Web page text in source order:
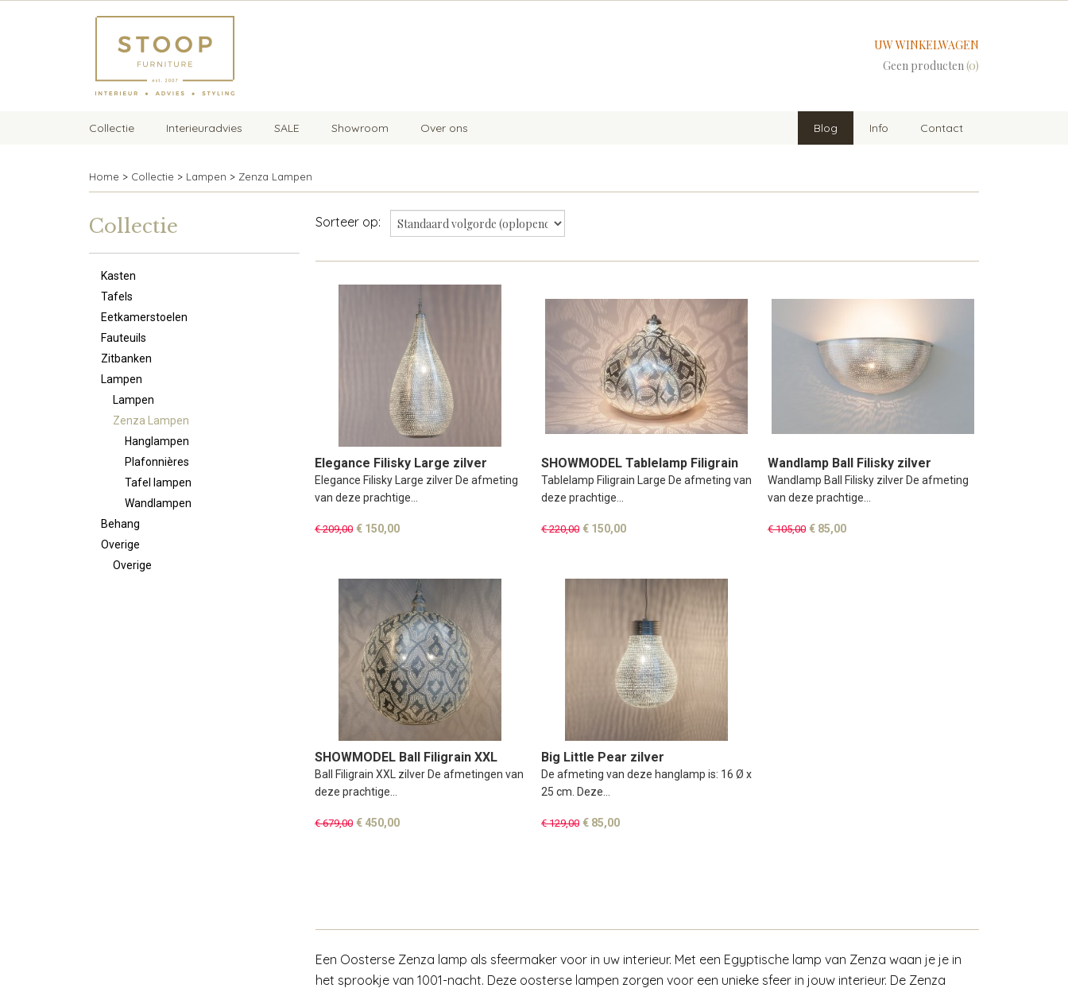
UW WINKELWAGEN
Geen producten(0)
Contact
Info
Blog
Collectie Interieuradvies SALE Showroom Over ons
Home > Collectie > Lampen > Zenza Lampen
Collectie
Kasten
Tafels
Eetkamerstoelen
Fauteuils
Zitbanken
Lampen
Lampen
Zenza Lampen
Hanglampen
Plafonnières
Tafel lampen
Wandlampen
Behang
Overige
Overige
Sorteer op:
Elegance Filisky Large zilver
Elegance Filisky Large zilver De afmeting
van deze prachtige…
€ 209,00 € 150,00
SHOWMODEL Tablelamp Filigrain
Large
Tablelamp Filigrain Large De afmeting van
deze prachtige…
€ 220,00 € 150,00
Wandlamp Ball Filisky zilver
Wandlamp Ball Filisky zilver De afmeting
van deze prachtige…
€ 105,00 € 85,00
SHOWMODEL Ball Filigrain XXL
zilver
Ball Filigrain XXL zilver De afmetingen van
deze prachtige…
€ 679,00 € 450,00
Big Little Pear zilver
De afmeting van deze hanglamp is: 16 Ø x
25 cm. Deze…
€ 129,00 € 85,00
Een Oosterse Zenza lamp als sfeermaker voor in uw interieur. Met een Egyptische lamp van Zenza waan je je in
het sprookje van 1001-nacht. Deze oosterse lampen zorgen voor een unieke sfeer in jouw interieur. De Zenza